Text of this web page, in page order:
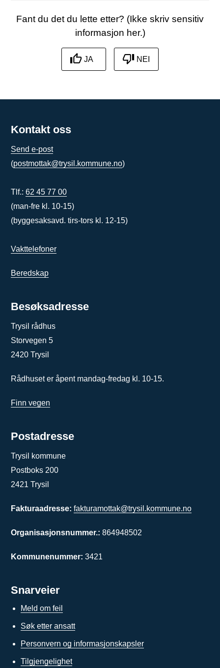
s
Fant du det du lette etter? (Ikke skriv sensitiv
informasjon her.)
JA NEI
Kontakt oss
Send e-post
(postmottak@trysil.kommune.no)
Tlf.:62 45 77 00
(man-fre kl. 10-15)
(byggesaksavd. tirs-tors kl. 12-15)
Vakttelefoner
Beredskap
Besøksadresse
Trysil rådhus
Storvegen 5
2420 Trysil
Rådhuset er åpent mandag-fredag kl. 10-15.
Finn vegen
Postadresse
Trysil kommune
Postboks 200
2421 Trysil
Fakturaadresse:fakturamottak@trysil.kommune.no
Organisasjonsnummer.:864948502
Kommunenummer: 3421
Snarveier
Meld om feil
Søk etter ansatt
Personvern og informasjonskapsler
Tilgjengelighet